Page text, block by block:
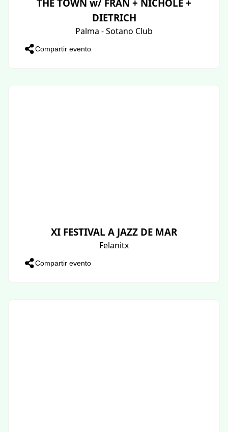
THE TOWN w/ FRAN + NICHOLE +
DIETRICH
Palma - Sotano Club
Compartir evento
XI FESTIVAL A JAZZ DE MAR
Felanitx
Compartir evento